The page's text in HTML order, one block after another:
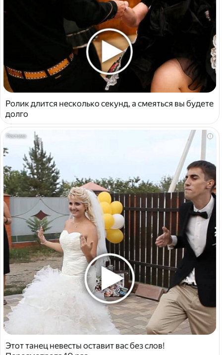
Ролик длится несколько секунд, а смеяться вы будете
долго
i
Этот танец невесты оставит вас без слов!